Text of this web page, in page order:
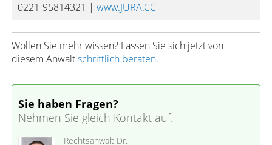
0221-95814321 | www.JURA.CC
Wollen Sie mehr wissen? Lassen Sie sich jetzt von
diesem Anwaltschriftlich beraten.
Sie haben Fragen?
Nehmen Sie gleich Kontakt auf.
Rechtsanwalt Dr.